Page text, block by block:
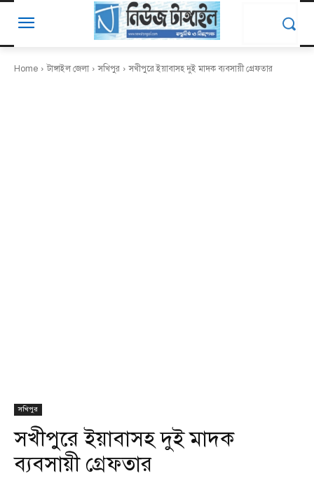
Home টাঙ্গাইল জেলা সখিপুর সখীপুরে ইয়াবাসহ দুই মাদক ব্যবসায়ী গ্রেফতার
সখিপুর
সখীপুরে ইয়াবাসহ দুই মাদক
ব্যবসায়ী গ্রেফতার